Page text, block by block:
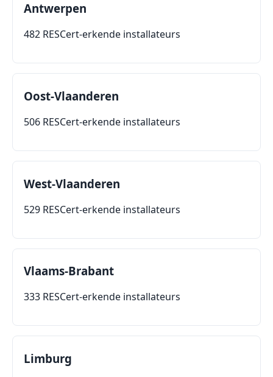
Antwerpen
482 RESCert-erkende installateurs
Oost-Vlaanderen
506 RESCert-erkende installateurs
West-Vlaanderen
529 RESCert-erkende installateurs
Vlaams-Brabant
333 RESCert-erkende installateurs
Limburg